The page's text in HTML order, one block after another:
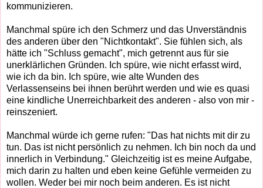
kommunizieren.
Manchmal spüre ich den Schmerz und das Unverständnis
des anderen über den "Nichtkontakt". Sie fühlen sich, als
hätte ich "Schluss gemacht", mich getrennt aus für sie
unerklärlichen Gründen. Ich spüre, wie nicht erfasst wird,
wie ich da bin. Ich spüre, wie alte Wunden des
Verlassenseins bei ihnen berührt werden und wie es quasi
eine kindliche Unerreichbarkeit des anderen - also von mir -
reinszeniert.
Manchmal würde ich gerne rufen: "Das hat nichts mit dir zu
tun. Das ist nicht persönlich zu nehmen. Ich bin noch da und
innerlich in Verbindung." Gleichzeitig ist es meine Aufgabe,
mich darin zu halten und eben keine Gefühle vermeiden zu
wollen. Weder bei mir noch beim anderen. Es ist nicht